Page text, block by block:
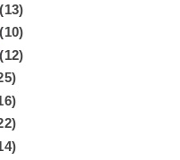
(13)
(10)
(12)